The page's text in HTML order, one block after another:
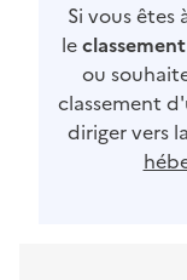
Si vous
le
ou
classement
diriger vers la